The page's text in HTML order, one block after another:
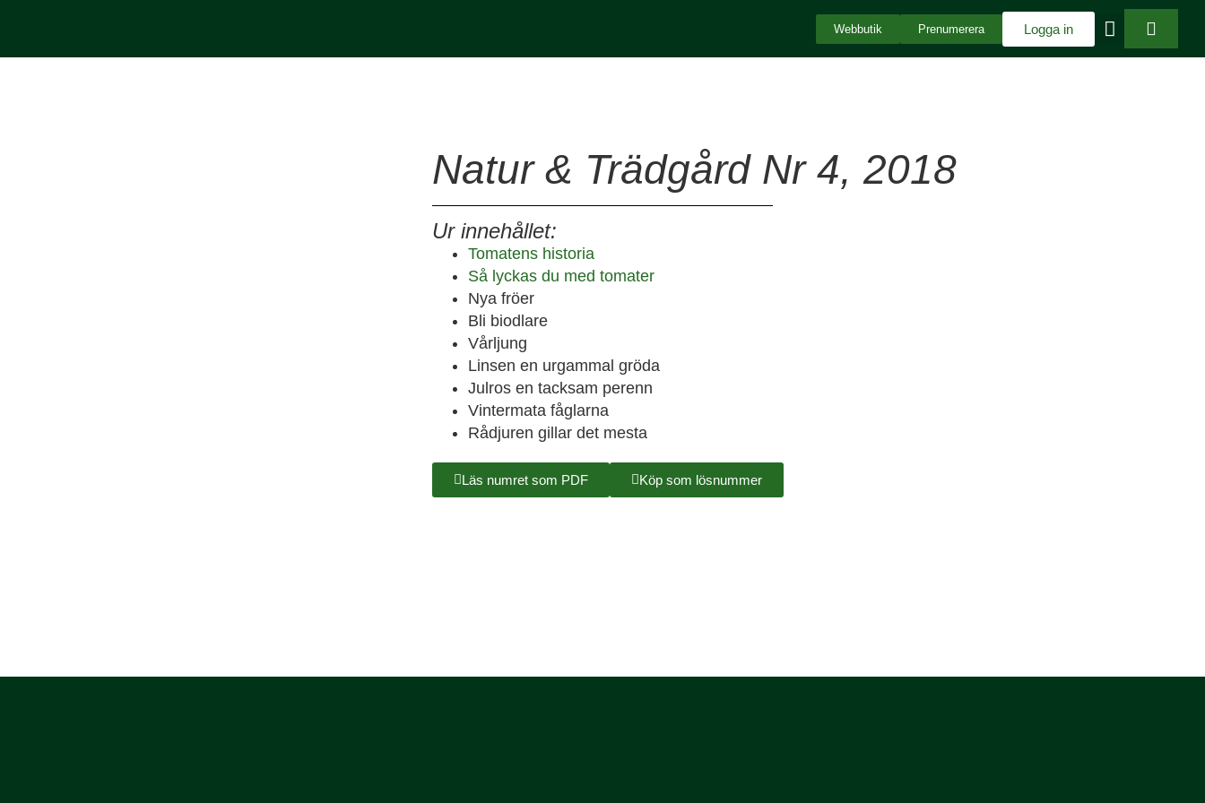
Webbutik Prenumerera Logga in
Natur & Trädgård Nr 4, 2018
Ur innehållet:
Tomatens historia
Så lyckas du med tomater
Nya fröer
Bli biodlare
Vårljung
Linsen en urgammal gröda
Julros en tacksam perenn
Vintermata fåglarna
Rådjuren gillar det mesta
Läs numret som PDF Köp som lösnummer